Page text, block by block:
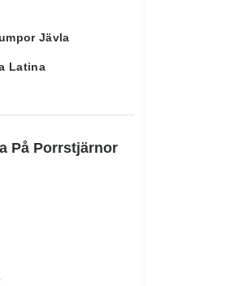
Jävla
Latina
På Porrstjärnor